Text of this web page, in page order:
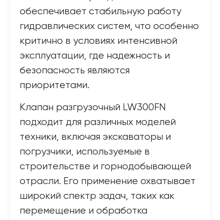
обеспечивает стабильную работу
гидравлических систем, что особенно
критично в условиях интенсивной
эксплуатации, где надежность и
безопасность являются
приоритетами.
Клапан разгрузочный LW300FN
подходит для различных моделей
техники, включая экскаваторы и
погрузчики, используемые в
строительстве и горнодобывающей
отрасли. Его применение охватывает
широкий спектр задач, таких как
перемещение и обработка